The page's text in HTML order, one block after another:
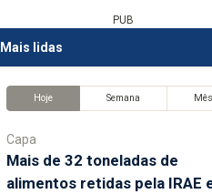
PUB
Mais lidas
Hoje Semana
Capa
Mais de 32 toneladas de
alimentos retidas pela IRAE